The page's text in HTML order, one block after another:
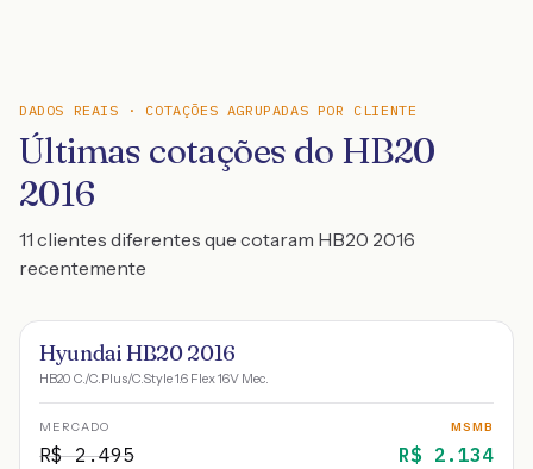
DADOS REAIS · COTAÇÕES AGRUPADAS POR CLIENTE
Últimas cotações do HB20
2016
11 clientes diferentes que cotaram HB20 2016
recentemente
Hyundai HB20 2016
HB20 C./C.Plus/C.Style 1.6 Flex 16V Mec.
MERCADO
R$2.495
MSMB
R$ 2.134